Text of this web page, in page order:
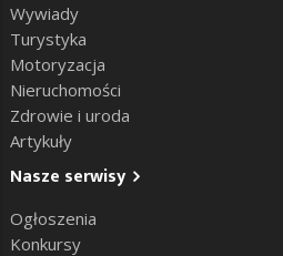
Wywiady
Turystyka
Motoryzacja
Nieruchomości
Zdrowie i uroda
Artykuły
Nasze serwisy
Ogłoszenia
Konkursy